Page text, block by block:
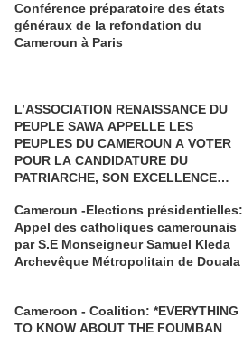
Conférence préparatoire des états
généraux de la refondation du
Cameroun à Paris
L’ASSOCIATION RENAISSANCE DU
PEUPLE SAWA APPELLE LES
PEUPLES DU CAMEROUN A VOTER
POUR LA CANDIDATURE DU
PATRIARCHE, SON EXCELLENCE
Cameroun -Elections présidentielles:
Appel des catholiques camerounais
par S.E Monseigneur Samuel Kleda
Archevêque Métropolitain de Douala
Cameroon - Coalition: *EVERYTHING
TO KNOW ABOUT THE FOUMBAN